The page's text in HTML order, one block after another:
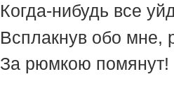
Когда-нибудь все
Всплакнув обо мне,
За рюмкою помянут!